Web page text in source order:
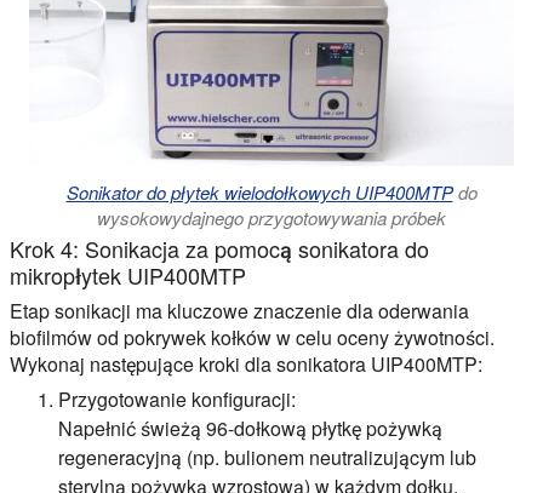
Sonikator do płytek wielodołkowych UIP400MTPdo
wysokowydajnego przygotowywania próbek
Krok 4: Sonikacja za pomocą sonikatora do
mikropłytek UIP400MTP
Etap sonikacji ma kluczowe znaczenie dla oderwania
biofilmów od pokrywek kołków w celu oceny żywotności.
Wykonaj następujące kroki dla sonikatora UIP400MTP:
Przygotowanie konfiguracji:
Napełnić świeżą 96-dołkową płytkę pożywką
regeneracyjną (np. bulionem neutralizującym lub
sterylną pożywką wzrostową) w każdym dołku.